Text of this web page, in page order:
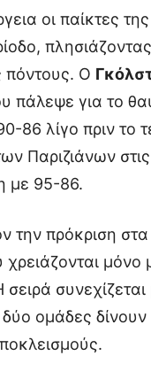
οι παίκτες της
πόντους. Ο
πάλεψε για το
86 λίγο πριν το
Παριζιάνων
με 95-86.
την πρόκριση στα
χρειάζονται μόνο
συνεχίζεται
δύο ομάδες